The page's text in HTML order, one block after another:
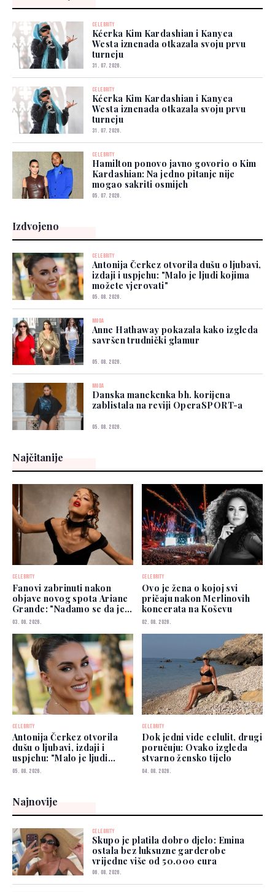
CELEBRITY
Kćerka Kim Kardashian i Kanyea
Westa iznenada otkazala svoju prvu
turneju
31. 07. 2026.
CELEBRITY
Kćerka Kim Kardashian i Kanyea
Westa iznenada otkazala svoju prvu
turneju
31. 07. 2026.
CELEBRITY
Hamilton ponovo javno govorio o Kim
Kardashian: Na jedno pitanje nije
mogao sakriti osmijeh
05. 07. 2026.
Izdvojeno
CELEBRITY
Antonija Čerkez otvorila dušu o ljubavi,
izdaji i uspjehu: "Malo je ljudi kojima
možete vjerovati"
05. 08. 2026.
MODA
Anne Hathaway pokazala kako izgleda
savršen trudnički glamur
05. 08. 2026.
MODA
Danska manekenka bh. korijena
zablistala na reviji OperaSPORT-a
05. 08. 2026.
Najčitanije
CELEBRITY
Fanovi zabrinuti nakon
objave novog spota Ariane
Grande: "Nadamo se da je
dobro"
03. 08. 2026.
CELEBRITY
Ovo je žena o kojoj svi
pričaju nakon Merlinovih
koncerata na Koševu
02. 08. 2026.
CELEBRITY
Antonija Čerkez otvorila
dušu o ljubavi, izdaji i
uspjehu: "Malo je ljudi
kojima možete vjerovati"
05. 08. 2026.
CELEBRITY
Dok jedni vide celulit, drugi
poručuju: Ovako izgleda
stvarno žensko tijelo
04. 08. 2026.
Najnovije
CELEBRITY
Skupo je platila dobro djelo: Emina
ostala bez luksuzne garderobe
vrijedne više od 50.000 eura
06. 08. 2026.